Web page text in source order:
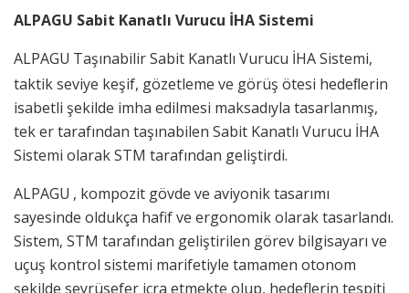
ALPAGU Sabit Kanatlı Vurucu İHA Sistemi
ALPAGU Taşınabilir Sabit Kanatlı Vurucu İHA Sistemi,
taktik seviye keşif, gözetleme ve görüş ötesi hedeﬂerin
isabetli şekilde imha edilmesi maksadıyla tasarlanmış,
tek er tarafından taşınabilen Sabit Kanatlı Vurucu İHA
Sistemi olarak STM tarafından geliştirdi.
ALPAGU , kompozit gövde ve aviyonik tasarımı
sayesinde oldukça hafif ve ergonomik olarak tasarlandı.
Sistem, STM tarafından geliştirilen görev bilgisayarı ve
uçuş kontrol sistemi marifetiyle tamamen otonom
şekilde seyrüsefer icra etmekte olup, hedeflerin tespiti